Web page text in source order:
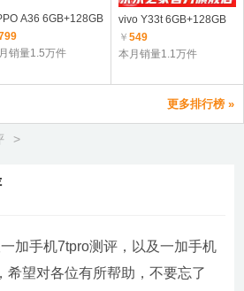
A36 6GB+128GB
销量1.5万件
vivo Y33t 6GB+128GB
￥549
本月销量1.1万件
更多排行榜 »
>
加手机7tpro测评，以及一加手机
希望对各位有所帮助，不要忘了